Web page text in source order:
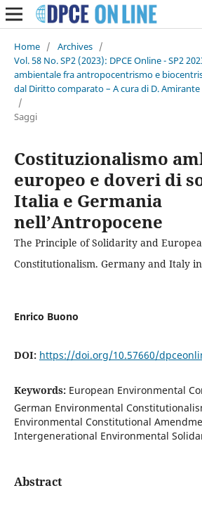
Home / Archives /
Vol. 58 No. SP2 (2023): DPCE Online - SP2
ambientale fra antropocentrismo e
dal Diritto comparato – A cura di D. Amirante
/
Saggi
Costituzionalismo
europeo e doveri di
Italia e Germania
nell’Antropocene
The Principle of Solidarity and
Constitutionalism. Germany and Italy
Enrico Buono
DOI: https://doi.org/10.57660/
Keywords: European Environmental
German Environmental
Environmental Constitutional
Intergenerational Environmental
Abstract